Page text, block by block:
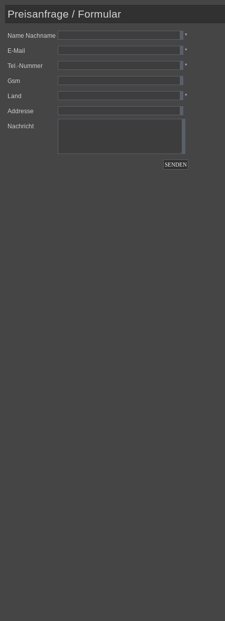
Preisanfrage / Formular
Name Nachname *
E-Mail *
Tel.-Nummer *
Gsm
Land *
Addresse
Nachricht